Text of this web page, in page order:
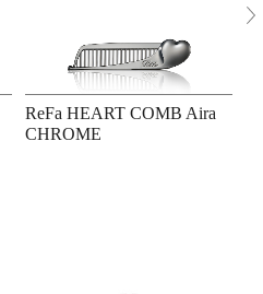
ReFa HEART COMB Aira
CHROME